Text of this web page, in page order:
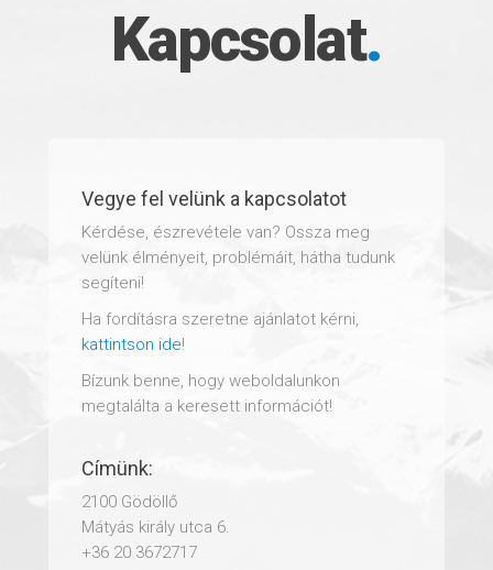
Kapcsolat.
Vegye fel velünk a kapcsolatot
Kérdése, észrevétele van? Ossza meg
velünk élményeit, problémáit, hátha tudunk
segíteni!
Ha fordításra szeretne ajánlatot kérni,
kattintson ide!
Bízunk benne, hogy weboldalunkon
megtalálta a keresett információt!
Címünk:
2100 Gödöllő
Mátyás király utca 6.
+36 20 3672717